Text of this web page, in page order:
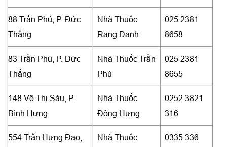
88 Trần Phú, P. Đức
Thắng
Nhà Thuốc
Rạng Danh
025 2381
8658
83 Trần Phú, P. Đức
Thắng
Nhà Thuốc Trần
Phú
025 2381
8655
148 Võ Thị Sáu, P.
Bình Hưng
Nhà Thuốc
Đông Hưng
0252 3821
316
554 Trần Hưng Đạo,
Nhà Thuốc
0335 336